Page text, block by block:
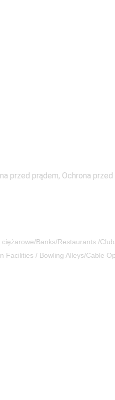
przed prądem, Ochrona
Banks/Restaurants /
Facilities / Bowling Alleys/Cable